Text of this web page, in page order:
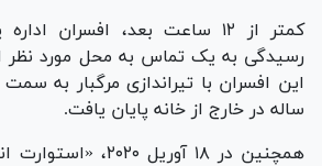
کمتر از ۱۲ ساعت بعد، افسران
رسیدگی به یک تماس به محل مورد نظر
ساله در خارج از خانه پایان یافت.